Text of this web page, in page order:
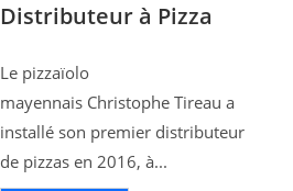
Distributeur à Pizza
​Le pizzaïolo
mayennais Christophe Tireau a
installé son premier distributeur
de pizzas en 2016, à...